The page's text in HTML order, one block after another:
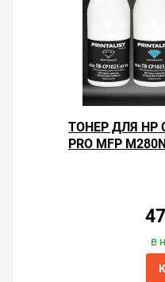
M280nw — оформите
напишите онлайн-
ТОНЕР ДЛЯ HP
PRO MFP
в